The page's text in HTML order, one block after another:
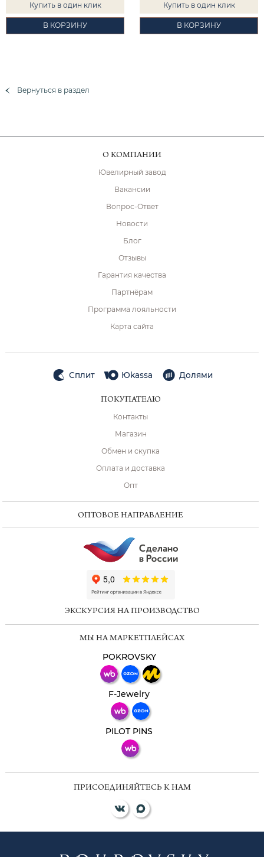
Купить в один клик
В КОРЗИНУ
Купить в один клик
В КОРЗИНУ
Вернуться в раздел
О КОМПАНИИ
Ювелирный завод
Вакансии
Вопрос-Ответ
Новости
Блог
Отзывы
Гарантия качества
Партнёрам
Программа лояльности
Карта сайта
Сплит Юkassa Долями
ПОКУПАТЕЛЮ
Контакты
Магазин
Обмен и скупка
Оплата и доставка
Опт
ОПТОВОЕ НАПРАВЛЕНИЕ
ЭКСКУРСИЯ НА ПРОИЗВОДСТВО
МЫ НА МАРКЕТПЛЕЙСАХ
POKROVSKY
F-Jewelry
PILOT PINS
ПРИСОЕДИНЯЙТЕСЬ К НАМ